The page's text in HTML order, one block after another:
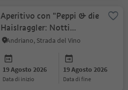
Aperitivo con "Peppi & die
Haislraggler: Notti
d'estate ad Andriano 2026
Andriano, Strada del Vino
19 Agosto 2026
data di inizio
19 Agosto 2026
data di fine